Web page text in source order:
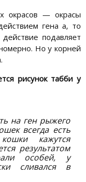
окрасов — окрасы
гена а, то
подавляет
Но у корней
рисунок табби у
на ген рыжего
всегда есть
кажутся
результатом
особей, у
сливался в